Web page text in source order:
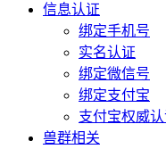
信息认证
绑定手机号
实名认证
绑定微信号
绑定支付宝
支付宝权威
兽群相关